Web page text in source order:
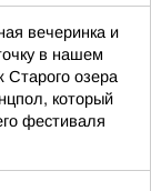
вечеринка и
в нашем
озера
который
фестиваля